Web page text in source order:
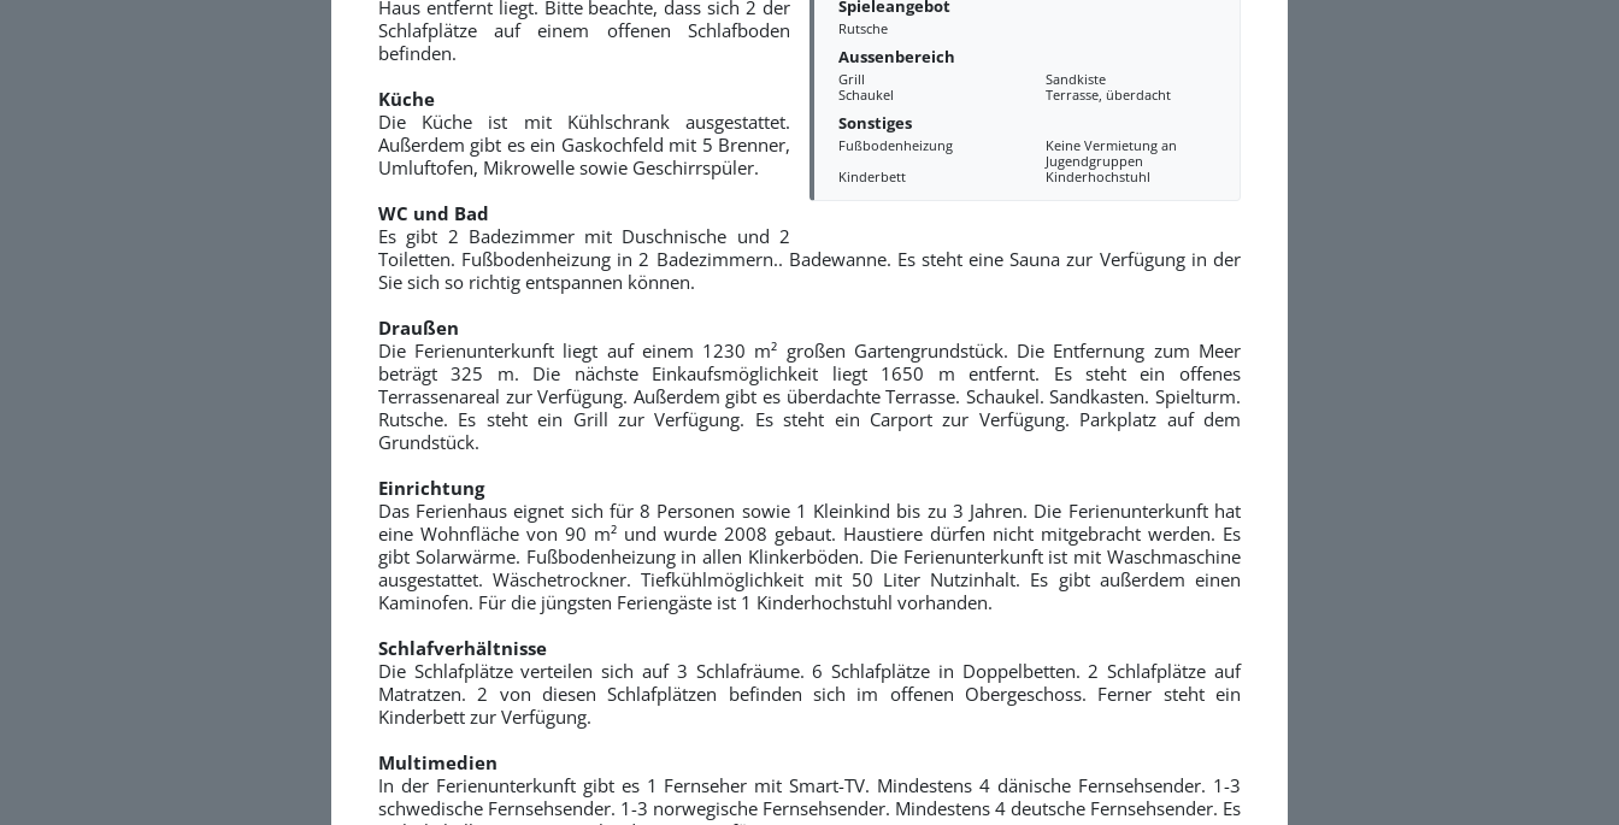
Spieleangebot
Rutsche
Aussenbereich
Grill
Sandkiste
Schaukel
Terrasse, überdacht
Sonstiges
Fußbodenheizung
Keine Vermietung an
Jugendgruppen
Kinderbett
Kinderhochstuhl
Haus entfernt liegt. Bitte beachte, dass sich 2 der
Schlafplätze auf einem offenen Schlafboden
befinden.
Küche
Die Küche ist mit Kühlschrank ausgestattet.
Außerdem gibt es ein Gaskochfeld mit 5 Brenner,
Umluftofen, Mikrowelle sowie Geschirrspüler.
WC und Bad
Es gibt 2 Badezimmer mit Duschnische und 2
Toiletten. Fußbodenheizung in 2 Badezimmern.. Badewanne. Es steht eine Sauna zur Verfügung in der
Sie sich so richtig entspannen können.
Draußen
Die Ferienunterkunft liegt auf einem 1230 m² großen Gartengrundstück. Die Entfernung zum Meer
beträgt 325 m. Die nächste Einkaufsmöglichkeit liegt 1650 m entfernt. Es steht ein offenes
Terrassenareal zur Verfügung. Außerdem gibt es überdachte Terrasse. Schaukel. Sandkasten. Spielturm.
Rutsche. Es steht ein Grill zur Verfügung. Es steht ein Carport zur Verfügung. Parkplatz auf dem
Grundstück.
Einrichtung
Das Ferienhaus eignet sich für 8 Personen sowie 1 Kleinkind bis zu 3 Jahren. Die Ferienunterkunft hat
eine Wohnfläche von 90 m² und wurde 2008 gebaut. Haustiere dürfen nicht mitgebracht werden. Es
gibt Solarwärme. Fußbodenheizung in allen Klinkerböden. Die Ferienunterkunft ist mit Waschmaschine
ausgestattet. Wäschetrockner. Tiefkühlmöglichkeit mit 50 Liter Nutzinhalt. Es gibt außerdem einen
Kaminofen. Für die jüngsten Feriengäste ist 1 Kinderhochstuhl vorhanden.
Schlafverhältnisse
Die Schlafplätze verteilen sich auf 3 Schlafräume. 6 Schlafplätze in Doppelbetten. 2 Schlafplätze auf
Matratzen. 2 von diesen Schlafplätzen befinden sich im offenen Obergeschoss. Ferner steht ein
Kinderbett zur Verfügung.
Multimedien
In der Ferienunterkunft gibt es 1 Fernseher mit Smart-TV. Mindestens 4 dänische Fernsehsender. 1-3
schwedische Fernsehsender. 1-3 norwegische Fernsehsender. Mindestens 4 deutsche Fernsehsender. Es